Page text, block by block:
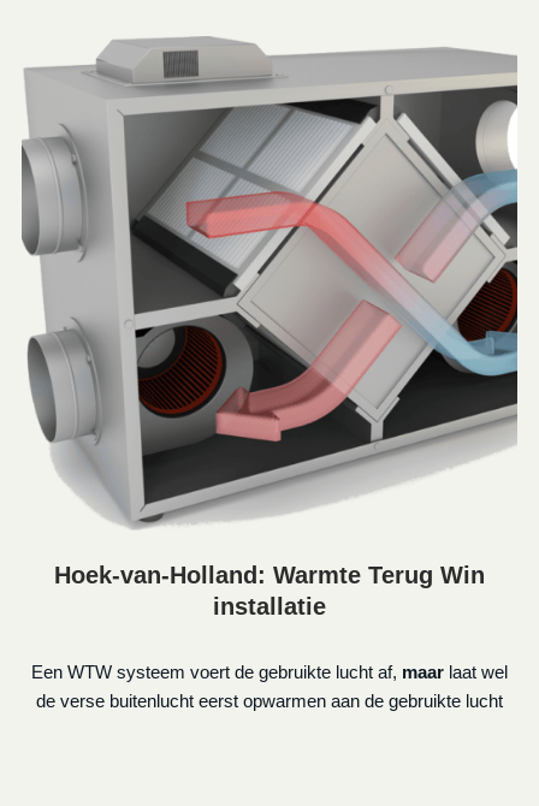
Hoek-van-Holland: Warmte Terug Win
installatie
Een WTW systeem voert de gebruikte lucht af, maar laat wel
de verse buitenlucht eerst opwarmen aan de gebruikte lucht